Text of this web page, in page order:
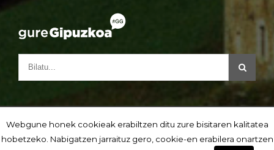
Webgune honek cookieak erabiltzen ditu zure bisitaren kalitatea
hobetzeko. Nabigatzen jarraituz gero, cookie-en erabilera onartzen